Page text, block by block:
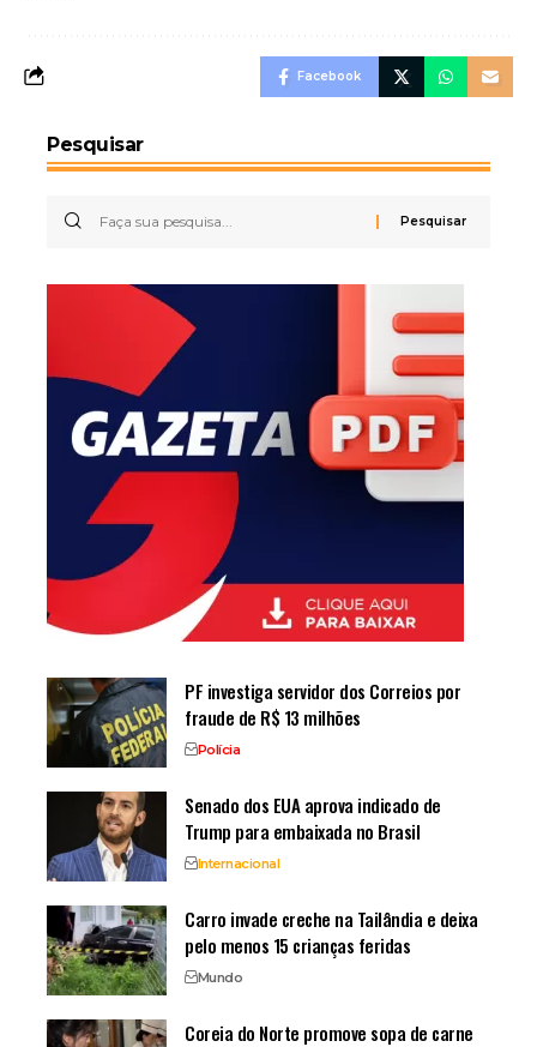
Facebook
Pesquisar
PF investiga servidor dos Correios por
fraude de R$ 13 milhões
Polícia
Senado dos EUA aprova indicado de
Trump para embaixada no Brasil
Internacional
Carro invade creche na Tailândia e deixa
pelo menos 15 crianças feridas
Mundo
Coreia do Norte promove sopa de carne